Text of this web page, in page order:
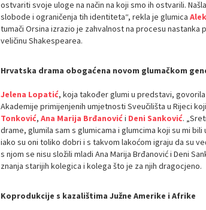
ostvariti svoje uloge na način na koji smo ih ostvarili.
slobode i ograničenja tih identiteta“, rekla je glumica
tumači Orsina izrazio je zahvalnost na procesu
veličinu Shakespearea.
Hrvatska drama obogaćena novom glumačkom
Jelena Lopatić, koja također glumi u predstavi,
Akademije primijenjenih umjetnosti Sveučilišta u Rijeci
Tonković, Ana Marija Brđanovići Deni Sanković.
drame, glumila sam s glumicama i glumcima koji su mi
iako su oni toliko dobri i s takvom lakoćom igraju da su
s njom se nisu složili mladi Ana Marija Brđanović i Deni
znanja starijih kolegica i kolega što je za njih dragocjeno.
Koprodukcije s kazalištima Južne Amerike i Afrike